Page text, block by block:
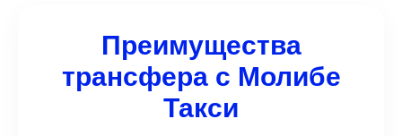
Преимущества
трансфера с Молибе
Такси